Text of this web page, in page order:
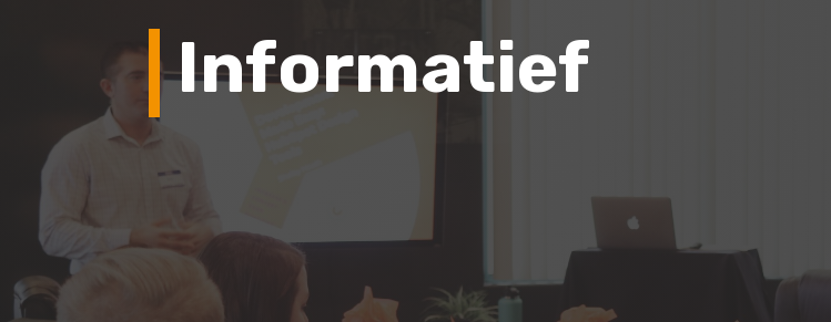
Informatief